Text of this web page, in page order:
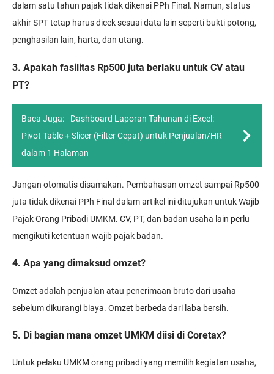
dalam satu tahun pajak tidak dikenai PPh Final. Namun, status
akhir SPT tetap harus dicek sesuai data lain seperti bukti potong,
penghasilan lain, harta, dan utang.
3. Apakah fasilitas Rp500 juta berlaku untuk CV atau
PT?
Baca Juga:
Dashboard Laporan Tahunan di Excel:
Pivot Table + Slicer (Filter Cepat) untuk Penjualan/HR
dalam 1 Halaman
Jangan otomatis disamakan. Pembahasan omzet sampai Rp500
juta tidak dikenai PPh Final dalam artikel ini ditujukan untuk Wajib
Pajak Orang Pribadi UMKM. CV, PT, dan badan usaha lain perlu
mengikuti ketentuan wajib pajak badan.
4. Apa yang dimaksud omzet?
Omzet adalah penjualan atau penerimaan bruto dari usaha
sebelum dikurangi biaya. Omzet berbeda dari laba bersih.
5. Di bagian mana omzet UMKM diisi di Coretax?
Untuk pelaku UMKM orang pribadi yang memilih kegiatan usaha,